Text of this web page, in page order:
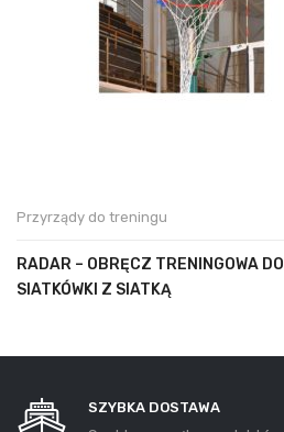
Przyrządy do treningu
RADAR – OBRĘCZ TRENINGOWA DO
SIATKÓWKI Z SIATKĄ
SZYBKA DOSTAWA